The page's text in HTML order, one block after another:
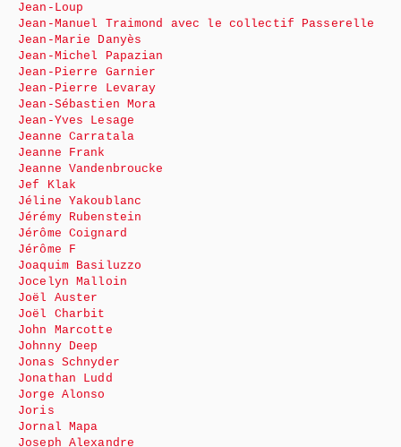
Jean-Loup
Jean-Manuel Traimond avec le collectif Passerelle
Jean-Marie Danyès
Jean-Michel Papazian
Jean-Pierre Garnier
Jean-Pierre Levaray
Jean-Sébastien Mora
Jean-Yves Lesage
Jeanne Carratala
Jeanne Frank
Jeanne Vandenbroucke
Jef Klak
Jéline Yakoublanc
Jérémy Rubenstein
Jérôme Coignard
Jérôme F
Joaquim Basiluzzo
Jocelyn Malloin
Joël Auster
Joël Charbit
John Marcotte
Johnny Deep
Jonas Schnyder
Jonathan Ludd
Jorge Alonso
Joris
Jornal Mapa
Joseph Alexandre